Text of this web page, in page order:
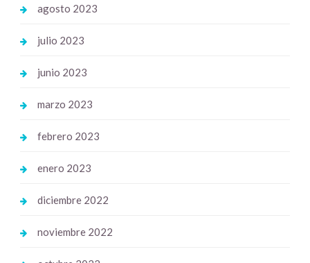
agosto 2023
julio 2023
junio 2023
marzo 2023
febrero 2023
enero 2023
diciembre 2022
noviembre 2022